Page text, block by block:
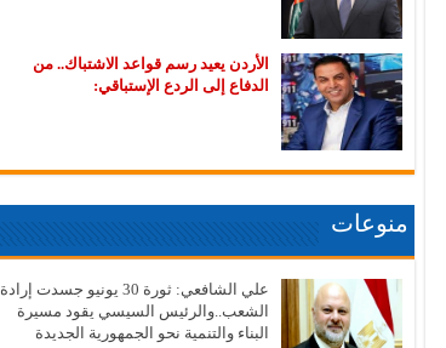
الأردن يعيد رسم قواعد الاشتباك.. من
الدفاع إلى الردع الإستباقي:
منوعات
علي الشافعي: ثورة 30 يونيو جسدت إرادة
الشعب..والرئيس السيسي يقود مسيرة
البناء والتنمية نحو الجمهورية الجديدة